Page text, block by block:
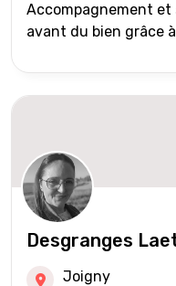
Accompagnement et
avant du bien grâce
international)
acquéreurs auprès
réseau Iad France et
Desgranges
Joigny